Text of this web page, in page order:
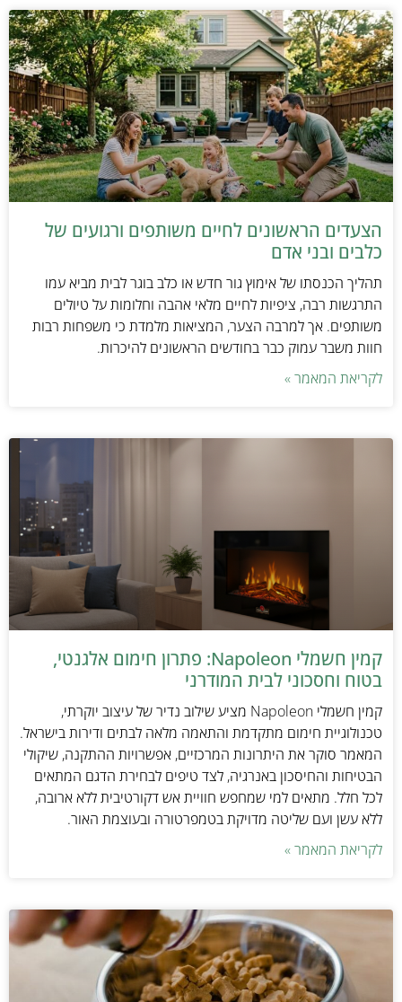
הצעדים הראשונים לחיים משותפים ורגועים של
כלבים ובני אדם
תהליך הכנסתו של אימוץ גור חדש או כלב בוגר לבית מביא עמו
התרגשות רבה, ציפיות לחיים מלאי אהבה וחלומות על טיולים
משותפים. אך למרבה הצער, המציאות מלמדת כי משפחות רבות
חוות משבר עמוק כבר בחודשים הראשונים להיכרות.
לקריאת המאמר »
קמין חשמלי Napoleon: פתרון חימום אלגנטי,
בטוח וחסכוני לבית המודרני
קמין חשמלי Napoleon מציע שילוב נדיר של עיצוב יוקרתי,
טכנולוגיית חימום מתקדמת והתאמה מלאה לבתים ודירות בישראל.
המאמר סוקר את היתרונות המרכזיים, אפשרויות ההתקנה, שיקולי
הבטיחות והחיסכון באנרגיה, לצד טיפים לבחירת הדגם המתאים
לכל חלל. מתאים למי שמחפש חוויית אש דקורטיבית ללא ארובה,
ללא עשן ועם שליטה מדויקת בטמפרטורה ובעוצמת האור.
לקריאת המאמר »